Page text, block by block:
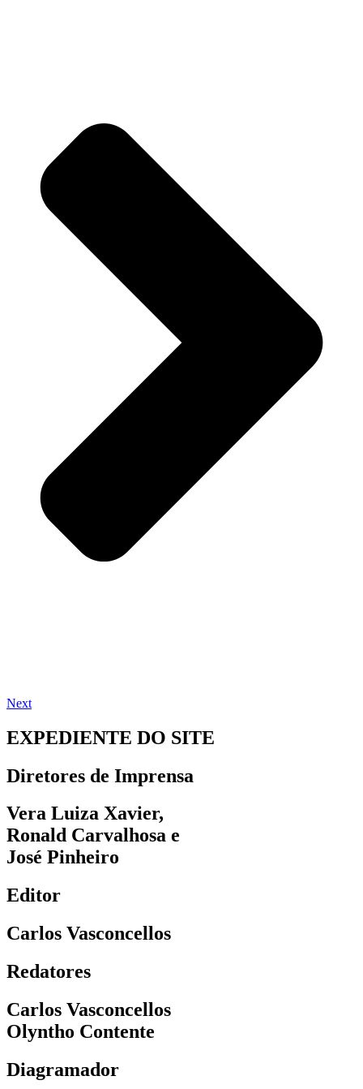
Next
EXPEDIENTE DO SITE
Diretores de Imprensa
Vera Luiza Xavier,
Ronald Carvalhosa e
José Pinheiro
Editor
Carlos Vasconcellos
Redatores
Carlos Vasconcellos
Olyntho Contente
Diagramador